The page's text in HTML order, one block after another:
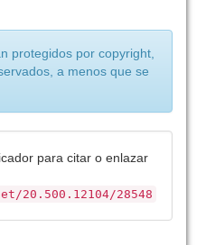
protegidos por copyright,
a menos que se
para citar o enlazar
20.500.12104/28548